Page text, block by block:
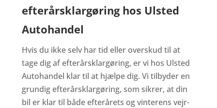
efterårsklargøring hos Ulsted
Autohandel
Hvis du ikke selv har tid eller overskud til at
tage dig af efterårsklargøring, er vi hos Ulsted
Autohandel klar til at hjælpe dig. Vi tilbyder en
grundig efterårsklargøring, som sikrer, at din
bil er klar til både efterårets og vinterens vejr-